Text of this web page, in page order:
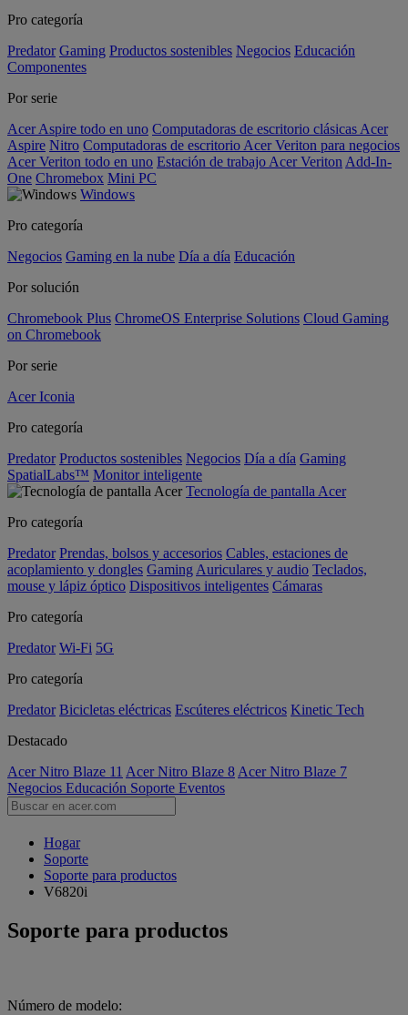
Pro categoría
Predator Gaming Productos sostenibles Negocios Educación
Componentes
Por serie
Acer Aspire todo en uno Computadoras de escritorio clásicas Acer
Aspire Nitro Computadoras de escritorio Acer Veriton para negocios
Acer Veriton todo en uno Estación de trabajo Acer Veriton Add-In-
One Chromebox Mini PC
Windows
Pro categoría
Negocios Gaming en la nube Día a día Educación
Por solución
Chromebook Plus ChromeOS Enterprise Solutions Cloud Gaming
on Chromebook
Por serie
Acer Iconia
Pro categoría
Predator Productos sostenibles Negocios Día a día Gaming
SpatialLabs™ Monitor inteligente
Tecnología de pantalla Acer
Pro categoría
Predator Prendas, bolsos y accesorios Cables, estaciones de
acoplamiento y dongles Gaming Auriculares y audio Teclados,
mouse y lápiz óptico Dispositivos inteligentes Cámaras
Pro categoría
Predator Wi-Fi 5G
Pro categoría
Predator Bicicletas eléctricas Escúteres eléctricos Kinetic Tech
Destacado
Acer Nitro Blaze 11 Acer Nitro Blaze 8 Acer Nitro Blaze 7
Negocios Educación Soporte Eventos
Hogar
Soporte
Soporte para productos
V6820i
Soporte para productos
Número de modelo: